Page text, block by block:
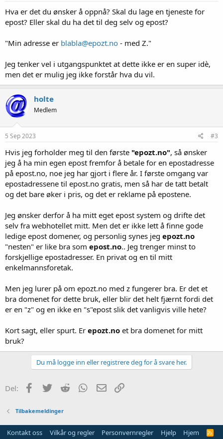
Hva er det du ønsker å oppnå? Skal du lage en tjeneste for
epost? Eller skal du ha det til deg selv og epost?
"Min adresse er blabla@epozt.no - med Z."
Jeg tenker vel i utgangspunktet at dette ikke er en super idè,
men det er mulig jeg ikke forstår hva du vil.
holte
Medlem
5 Sep 2023 #3
Hvis jeg forholder meg til den første "epozt.no", så ønsker
jeg å ha min egen epost fremfor å betale for en epostadresse
på epost.no, noe jeg har gjort i flere år. I første omgang var
epostadressene til epost.no gratis, men så har de tatt betalt
og det bare øker i pris, og det er reklame på epostene.
Jeg ønsker derfor å ha mitt eget epost system og drifte det
selv fra webhotellet mitt. Men det er ikke lett å finne gode
ledige epost domener, og personlig synes jeg epozt.no
"nesten" er like bra som epost.no.. Jeg trenger minst to
forskjellige epostadresser. En privat og en til mitt
enkelmannsforetak.
Men jeg lurer på om epozt.no med z fungerer bra. Er det et
bra domenet for dette bruk, eller blir det helt fjærnt fordi det
er en "z" og en ikke en "s"epost slik det vanligvis ville hete?
Kort sagt, eller spurt. Er epozt.no et bra domenet for mitt
bruk?
Du må logge inn eller registrere deg for å svare her.
Del: Facebook
Twitter Reddit WhatsApp
E-post
Tilbakemeldinger
Kontakt oss Vilkår og regler Personvernregler Hjelp Hjem
R